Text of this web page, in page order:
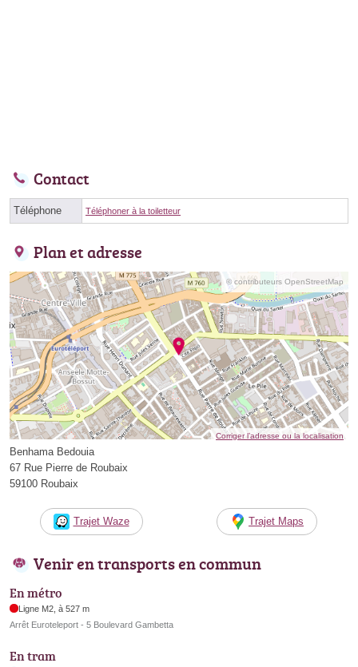
Contact
Téléphone Téléphoner à la toiletteur
Plan et adresse
© contributeurs OpenStreetMap
Corriger l’adresse ou la localisation
Benhama Bedouia
67 Rue Pierre de Roubaix
59100 Roubaix
Trajet Waze Trajet Maps
Venir en transports en commun
En métro
Ligne M2, à 527 m
Arrêt Euroteleport - 5 Boulevard Gambetta
En tram